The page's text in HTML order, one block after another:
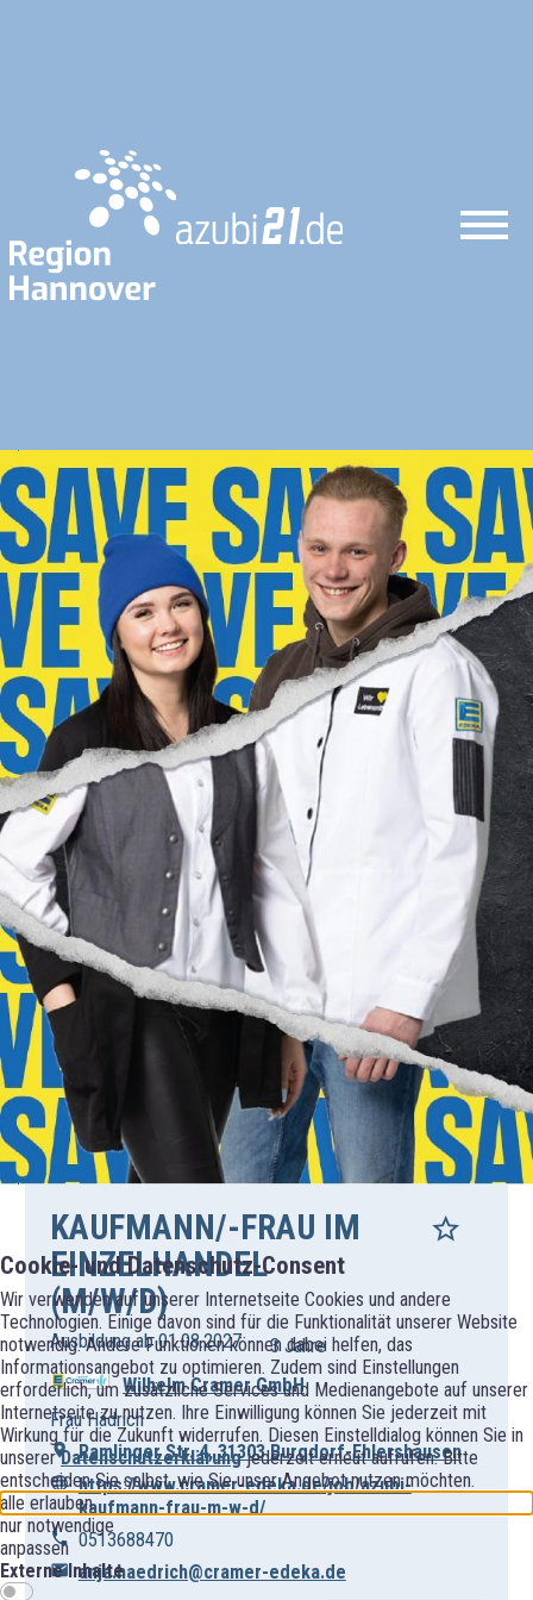
Cookie- und Datenschutz-Consent
Wir verwenden auf unserer Internetseite Cookies und andere
Technologien. Einige davon sind für die Funktionalität unserer Website
notwendig. Andere Funktionen können dabei helfen, das
Informationsangebot zu optimieren. Zudem sind Einstellungen
erforderlich, um zusätzliche Services und Medienangebote auf unserer
Internetseite zu nutzen. Ihre Einwilligung können Sie jederzeit mit
Wirkung für die Zukunft widerrufen. Diesen Einstelldialog können Sie in
unsererDatenschutzerklärungjederzeit erneut aufrufen. Bitte
entscheiden Sie selbst, wie Sie unser Angebot nutzen möchten.
alle erlauben
nur notwendige
anpassen
Externe Inhalte
KAUFMANN/-FRAU IM
EINZELHANDEL
(M/W/D)
Ausbildung ab 01.08.2027
3 Jahre
Wilhelm Cramer GmbH
Frau Hädrich
Ramlinger Str. 4, 31303 Burgdorf-Ehlershausen
https://www.cramer-edeka.de/job/azubi-
kaufmann-frau-m-w-d/
0513688470
anja.haedrich@cramer-edeka.de